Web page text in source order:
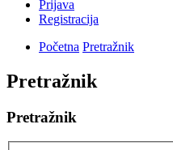
Prijava
Registracija
Početna Pretražnik
Pretražnik
Pretražnik